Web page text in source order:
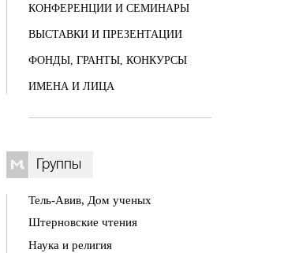
КОНФЕРЕНЦИИ И СЕМИНАРЫ
ВЫСТАВКИ И ПРЕЗЕНТАЦИИ
ФОНДЫ, ГРАНТЫ, КОНКУРСЫ
ИМЕНА И ЛИЦА
Группы
Тель-Авив, Дом ученых
Штерновские чтения
Наука и религия